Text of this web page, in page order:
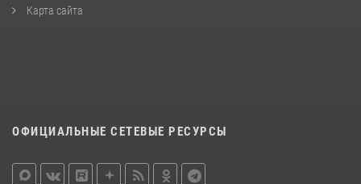
Карта сайта
ОФИЦИАЛЬНЫЕ СЕТЕВЫЕ РЕСУРСЫ